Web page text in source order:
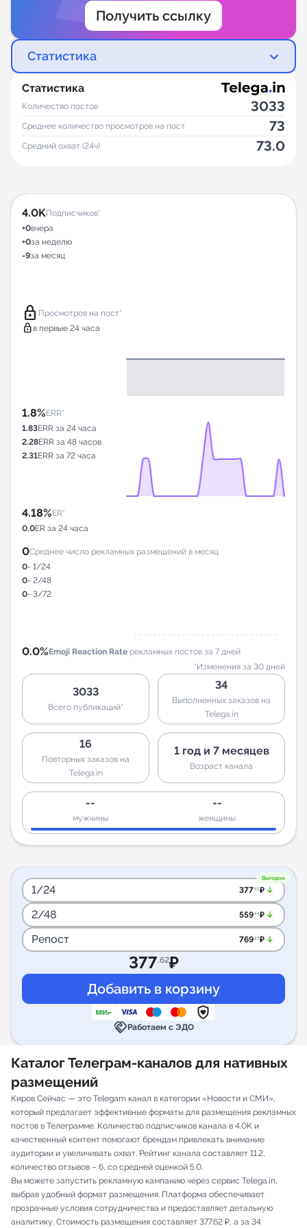
Получить ссылку
Статистика
Статистика
Количество постов 3033
Среднее количество просмотров на пост 73
Средний охват (24ч) 73.0
4.0KПодписчиков*
+0вчера
+0за неделю
-9за месяц
lock Просмотров на пост*
lock в первые 24 часа
1.8%ERR*
1.83ERR за 24 часа
2.28ERR за 48 часов
2.31ERR за 72 часа
4.18%ER*
0.0ER за 24 часа
0Среднее число рекламных размещений в месяц
0- 1/24
0- 2/48
0- 3/72
0.0%Emoji Reaction Rate рекламных постов за 7 дней
*Изменения за 30 дней
3033
Всего публикаций*
34
Выполненных заказов на
Telega.in
16
Повторных заказов на
Telega.in
1 год и 7 месяцев
Возраст канала
--
мужчины
--
женщины
Выгодно
1/24 377.62₽ arrow_downward_alt
2/48 559.44₽ arrow_downward_alt
Репост 769.23₽ arrow_downward_alt
377.62₽
handshakeРаботаем с ЭДО
Каталог Телеграм-каналов для нативных
размещений
Киров Сейчас — это Telegam канал в категории «Новости и СМИ»,
который предлагает эффективные форматы для размещения рекламных
постов в Телеграмме. Количество подписчиков канала в 4.0K и
качественный контент помогают брендам привлекать внимание
аудитории и увеличивать охват. Рейтинг канала составляет 11.2,
количество отзывов – 6, со средней оценкой 5.0.
Вы можете запустить рекламную кампанию через сервис Telega.in,
выбрав удобный формат размещения. Платформа обеспечивает
прозрачные условия сотрудничества и предоставляет детальную
аналитику. Стоимость размещения составляет 377.62 ₽, а за 34